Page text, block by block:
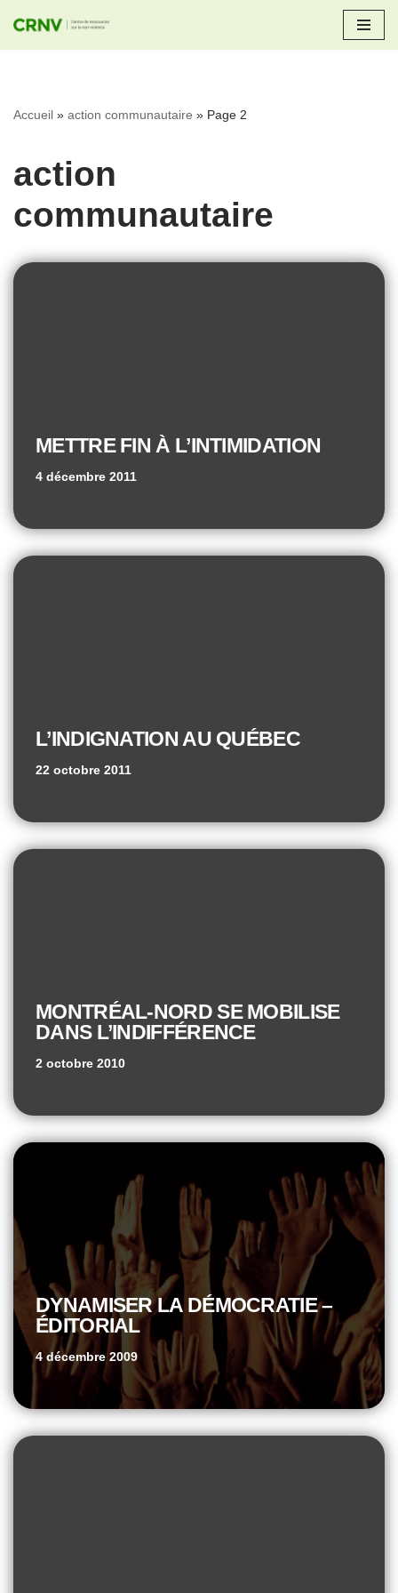
Aller
Accueil » action communautaire » Page 2
action
communautaire
METTRE FIN À L’INTIMIDATION
4 décembre 2011
L’INDIGNATION AU QUÉBEC
22 octobre 2011
MONTRÉAL-NORD SE MOBILISE
DANS L’INDIFFÉRENCE
2 octobre 2010
DYNAMISER LA DÉMOCRATIE –
ÉDITORIAL
4 décembre 2009